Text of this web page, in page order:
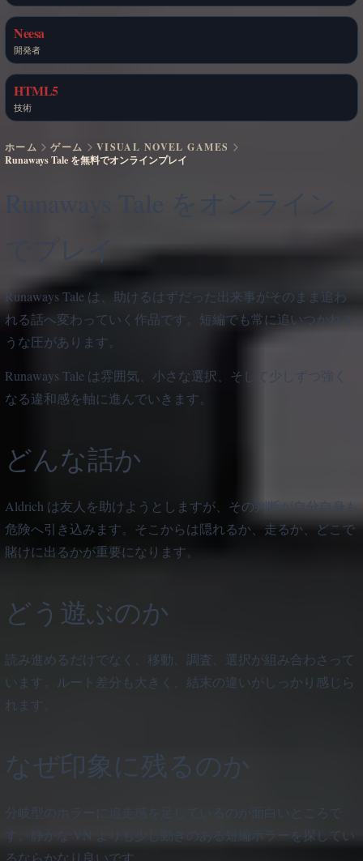
Neesa
開発者
HTML5
技術
ホーム ゲーム
VISUAL NOVEL GAMES
Runaways Tale を無料でオンラインプレイ
でプレイ
Runaways Tale は、助けるはずだった出来事がそのまま追わ
れる話へ変わっていく作品です。短編でも常に追いつかれそ
うな圧があります。
Runaways Tale は雰囲気、小さな選択、そして少しずつ強く
なる違和感を軸に進んでいきます。
どんな話か
Aldrich は友人を助けようとしますが、その判断が自分自身も
危険へ引き込みます。そこからは隠れるか、走るか、どこで
賭けに出るかが重要になります。
どう遊ぶのか
読み進めるだけでなく、移動、調査、選択が組み合わさって
います。ルート差分も大きく、結末の違いがしっかり感じら
れます。
なぜ印象に残るのか
分岐型のホラーに追走感を足しているのが面白いところで
す。静かな VN よりも少し動きのある短編ホラーを探してい
るならかなり良いです。